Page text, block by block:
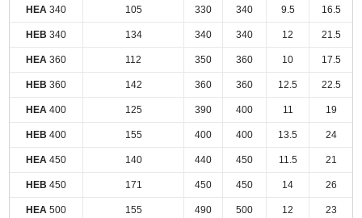
HEA 340 105 330 340 9.5 16.5
HEB 340 134 340 340 12 21.5
HEA 360 112 350 360 10 17.5
HEB 360 142 360 360 12.5 22.5
HEA 400 125 390 400 11 19
HEB 400 155 400 400 13.5 24
HEA 450 140 440 450 11.5 21
HEB 450 171 450 450 14 26
HEA 500 155 490 500 12 23